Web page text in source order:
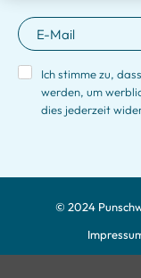
Ich stimme zu,
werden, um
dies jederzeit
© 2024